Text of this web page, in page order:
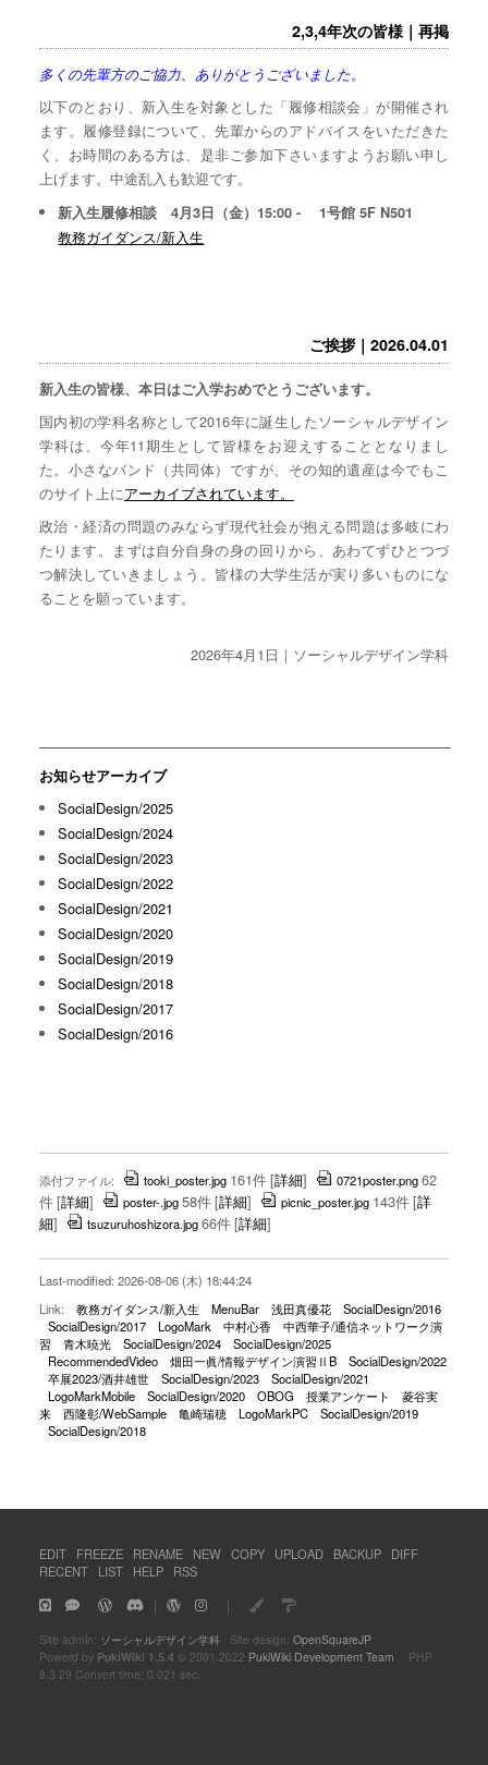
2,3,4年次の皆様｜再掲
多くの先輩方のご協力、ありがとうございました。
以下のとおり、新入生を対象とした「履修相談会」が開催され
ます。履修登録について、先輩からのアドバイスをいただきた
く、お時間のある方は、是非ご参加下さいますようお願い申し
上げます。中途乱入も歓迎です。
新入生履修相談 4月3日（金）15:00 - 1号館 5F N501
教務ガイダンス/新入生
ご挨拶｜2026.04.01
新入生の皆様、本日はご入学おめでとうございます。
国内初の学科名称として2016年に誕生したソーシャルデザイン
学科は、今年11期生として皆様をお迎えすることとなりまし
た。小さなバンド（共同体）ですが、その知的遺産は今でもこ
のサイト上にアーカイブされています。
政治・経済の問題のみならず現代社会が抱える問題は多岐にわ
たります。まずは自分自身の身の回りから、あわてずひとつづ
つ解決していきましょう。皆様の大学生活が実り多いものにな
ることを願っています。
2026年4月1日｜ソーシャルデザイン学科
お知らせアーカイブ
SocialDesign/2025
SocialDesign/2024
SocialDesign/2023
SocialDesign/2022
SocialDesign/2021
SocialDesign/2020
SocialDesign/2019
SocialDesign/2018
SocialDesign/2017
SocialDesign/2016
添付ファイル: tooki_poster.jpg 161件[詳細] 0721poster.png62
件[詳細] poster-.jpg58件[詳細] picnic_poster.jpg 143件[詳
細] tsuzuruhoshizora.jpg66件[詳細]
Last-modified: 2026-08-06 (木) 18:44:24
Link:
教務ガイダンス/新入生 MenuBar 浅田真優花
SocialDesign/2016
SocialDesign/2017
LogoMark 中村心香
中西華子/通信ネットワーク演
習
青木暁光 SocialDesign/2024
SocialDesign/2025
RecommendedVideo
畑田一眞/情報デザイン演習ⅡB
SocialDesign/2022
卒展2023/酒井雄世
SocialDesign/2023
SocialDesign/2021
LogoMarkMobile
SocialDesign/2020 OBOG 授業アンケート
菱谷実
来
西隆彰/WebSample 亀崎瑞穂 LogoMarkPC
SocialDesign/2019
SocialDesign/2018
EDIT FREEZE RENAME NEW COPY UPLOAD BACKUP
DIFF
RECENT
LIST HELP RSS
｜ ｜
Site admin: ソーシャルデザイン学科Site design: OpenSquareJP
Powerd by PukiWiki 1.5.4 © 2001-2022 PukiWiki Development Team PHP
8.3.29 Convert time: 0.021 sec.